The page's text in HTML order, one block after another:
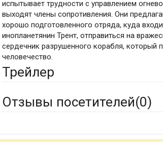
испытывает трудности с управлением
выходят члены сопротивления. Они
хорошо подготовленного отряда, куда
инопланетянин Трент, отправиться на
сердечник разрушенного корабля, который
человечество.
Трейлер
Отзывы посетителей(0)